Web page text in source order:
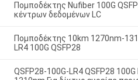
Πομποδέκτης Nufiber 100G
κέντρων δεδομένων LC
Πομποδέκτης 10km 1270nm-
LR4 100G QSFP28
QSFP28-100G-LR4 QSFP28